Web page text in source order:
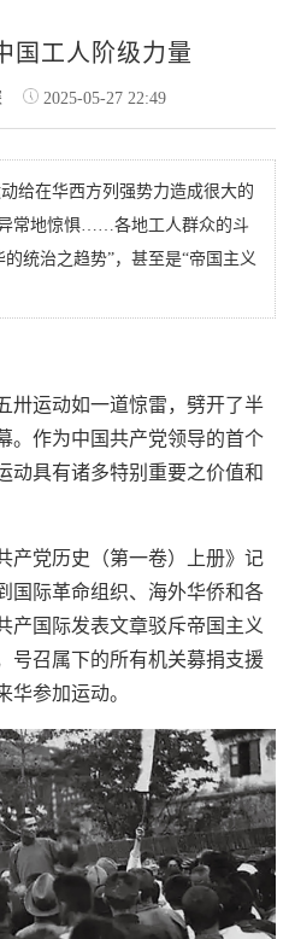
国工人阶级力量
2025-05-27 22:49
给在华西方列强势力造成很大的
常地惊惧……各地工人群众的斗
统治之趋势”，甚至是“帝国主义
卅运动如一道惊雷，劈开了半
。作为中国共产党领导的首个
动具有诸多特别重要之价值和
产党历史（第一卷）上册》记
国际革命组织、海外华侨和各
产国际发表文章驳斥帝国主义
号召属下的所有机关募捐支援
华参加运动。